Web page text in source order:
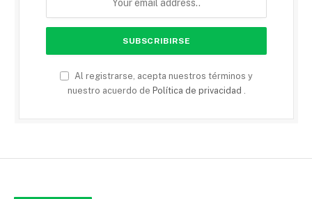
Al registrarse, acepta nuestros términos y
nuestro acuerdo de Política de privacidad .